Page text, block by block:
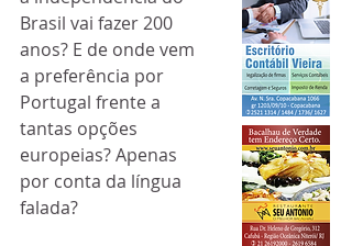
Brasil vai fazer 200
anos? E de onde vem
a preferência por
Portugal frente a
tantas opções
europeias? Apenas
por conta da língua
falada?